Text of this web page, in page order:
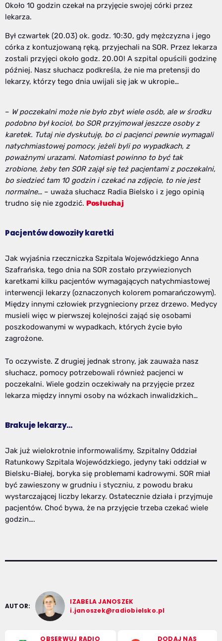
Około 10 godzin czekał na przyjęcie swojej córki przez
lekarza.
Był czwartek (20.03) ok. godz. 10:30, gdy mężczyzna i jego
córka z kontuzjowaną ręką, przyjechali na SOR. Przez lekarza
zostali przyjęci około godz. 20.00! A szpital opuścili godzinę
później. Nasz słuchacz podkreśla, że nie ma pretensji do
lekarzy, którzy tego dnia uwijali się jak w ukropie…
– W poczekalni może nie było zbyt wiele osób, ale w środku
podobno był kocioł, bo SOR przyjmował jeszcze osoby z
karetek. Tutaj nie dyskutuję, bo ci pacjenci pewnie wymagali
natychmiastowej pomocy, jeżeli byli po wypadkach, z
poważnymi urazami. Natomiast powinno to być tak
zrobione, żeby ten SOR zajął się też pacjentami z poczekalni,
bo siedzieć tam 10 godzin i czekać na zdjęcie, to nie jest
normalne… – uważa słuchacz Radia Bielsko i z jego opinią
trudno się nie zgodzić. Posłuchaj
Pacjentów dowoziły karetki
Jak wyjaśnia rzeczniczka Szpitala Wojewódzkiego Anna
Szafrańska, tego dnia na SOR zostało przywiezionych
karetkami kilku pacjentów wymagających natychmiastowej
interwencji lekarzy (oznaczonych kolorem pomarańczowym).
Między innymi człowiek przygnieciony przez drzewo. Medycy
musieli więc w pierwszej kolejności zająć się osobami
poszkodowanymi w wypadkach, których życie było
zagrożone.
To oczywiste. Z drugiej jednak strony, jak zauważa nasz
słuchacz, pomocy potrzebowali również pacjenci w
poczekalni. Wiele godzin oczekiwały na przyjęcie przez
lekarza między innymi osoby na wózkach inwalidzkich…
Brakuje lekarzy…
Jak już wielokrotnie informowaliśmy, Szpitalny Oddział
Ratunkowy Szpitala Wojewódzkiego, jedyny taki oddział w
Bielsku-Białej, boryka się problemami kadrowymi. SOR miał
być zawieszony w grudniu i styczniu, z powodu braku
wystarczającej liczby lekarzy. Ostatecznie działa i przyjmuje
pacjentów. Choć bywa, że na przyjęcie trzeba czekać wiele
godzin….
AUTOR:
IZABELA JANOSZEK
i.janoszek@radiobielsko.pl
OBSERWUJ RADIO DODAJ NAS